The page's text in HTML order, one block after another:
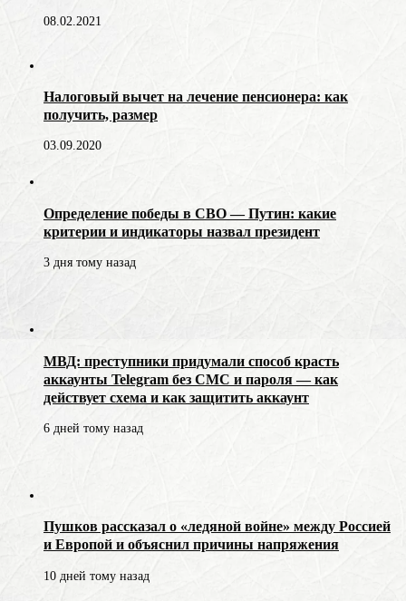
08.02.2021
Налоговый вычет на лечение пенсионера: как
получить, размер
03.09.2020
Определение победы в СВО — Путин: какие
критерии и индикаторы назвал президент
3 дня тому назад
МВД: преступники придумали способ красть
аккаунты Telegram без СМС и пароля — как
действует схема и как защитить аккаунт
6 дней тому назад
Пушков рассказал о «ледяной войне» между Россией
и Европой и объяснил причины напряжения
10 дней тому назад